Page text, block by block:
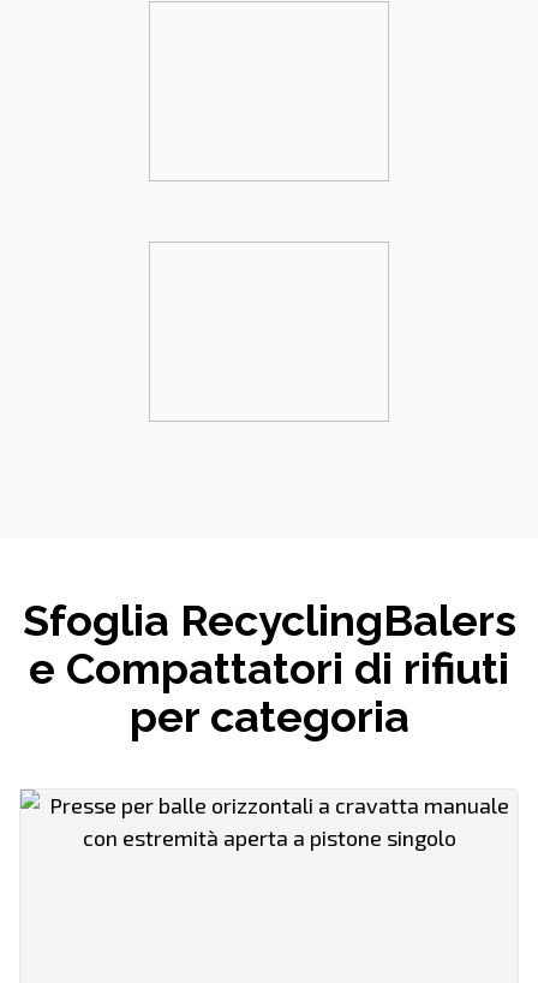
Sfoglia RecyclingBalers
e Compattatori di rifiuti
per categoria